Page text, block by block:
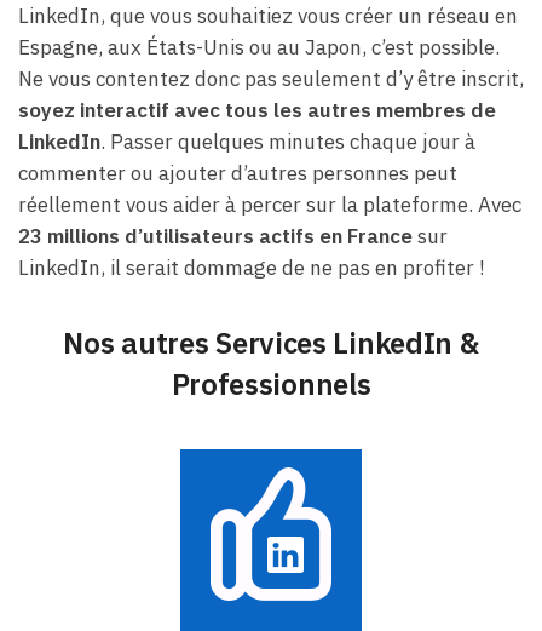
LinkedIn, que vous souhaitiez vous créer un réseau en
Espagne, aux États-Unis ou au Japon, c’est possible.
Ne vous contentez donc pas seulement d’y être inscrit,
soyez interactif avec tous les autres membres de
LinkedIn. Passer quelques minutes chaque jour à
commenter ou ajouter d’autres personnes peut
réellement vous aider à percer sur la plateforme. Avec
23 millions d’utilisateurs actifs en Francesur
LinkedIn, il serait dommage de ne pas en profiter !
Nos autres Services LinkedIn &
Professionnels